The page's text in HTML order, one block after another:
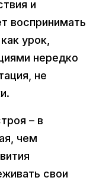
и
воспринимать
урок,
нередко
не
– в
чем
свои